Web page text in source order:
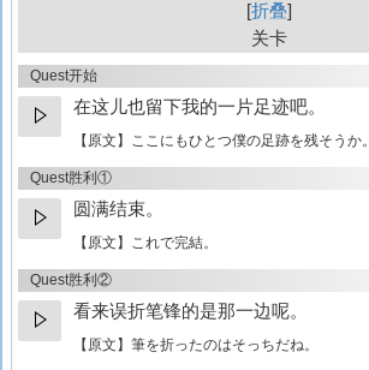
折叠
关卡
Quest开始
在这儿也留下我的一片足迹吧。
【原文】 ここにもひとつ僕の足跡を残そうか。
Quest胜利①
圆满结束。
【原文】 これで完結。
Quest胜利②
看来误折笔锋的是那一边呢。
【原文】 筆を折ったのはそっちだね。